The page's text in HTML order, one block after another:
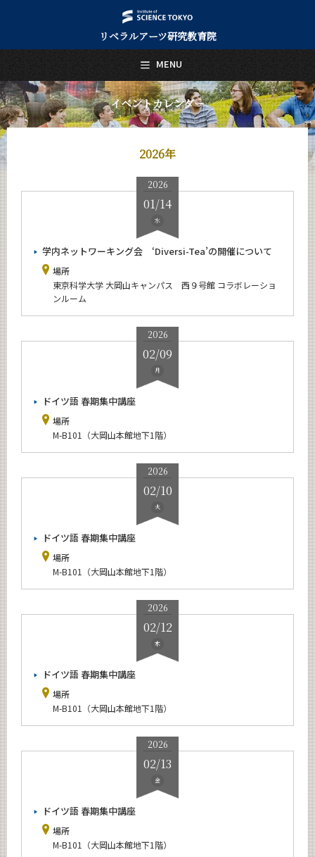
リベラルアーツ研究教育院
イベントカレンダー
2026年
2026
01/14
水
学内ネットワーキング会 ‘Diversi-Tea’の開催について
場所
東京科学大学 大岡山キャンパス 西９号館 コラボレーショ
ンルーム
2026
02/09
月
ドイツ語 春期集中講座
場所
M-B101（大岡山本館地下1階）
2026
02/10
火
ドイツ語 春期集中講座
場所
M-B101（大岡山本館地下1階）
2026
02/12
木
ドイツ語 春期集中講座
場所
M-B101（大岡山本館地下1階）
2026
02/13
金
ドイツ語 春期集中講座
場所
M-B101（大岡山本館地下1階）
MENU
日本語 English
トップページ
Top Page
リベラルアーツ研究教育院について
About Us
Activities
教員紹介
faculty
リベラルアーツ研究教育院 News
年別アーカイブ
2026年
2020年
2019年
2018年
サイト構成
CLOSE